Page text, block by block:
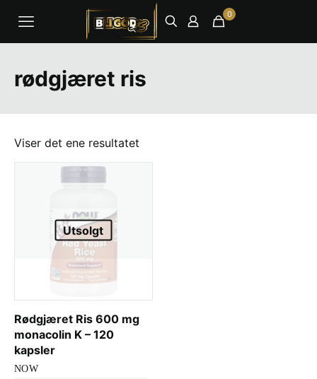
0
rødgjæret ris
Viser det ene resultatet
Utsolgt
Rødgjæret Ris 600 mg
monacolin K – 120
kapsler
NOW